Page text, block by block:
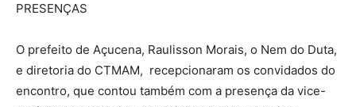
PRESENÇAS
O prefeito de Açucena, Raulisson Morais, o Nem do Duta,
e diretoria do CTMAM, recepcionaram os convidados do
encontro, que contou também com a presença da vice-